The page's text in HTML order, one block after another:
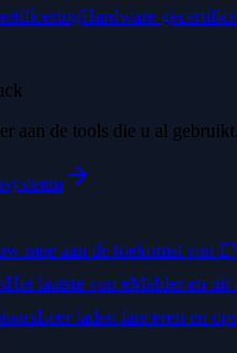
Hardware
aan de tools die u al gebruikt.
mee aan de toekomst van
Het laatste van eMabler en uit
Leer laden lanceren en